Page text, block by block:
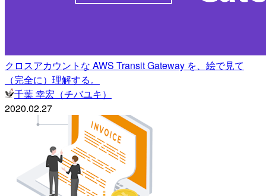
クロスアカウントな AWS Transit Gateway を、絵で見て
（完全に）理解する。
千葉 幸宏（チバユキ）
2020.02.27